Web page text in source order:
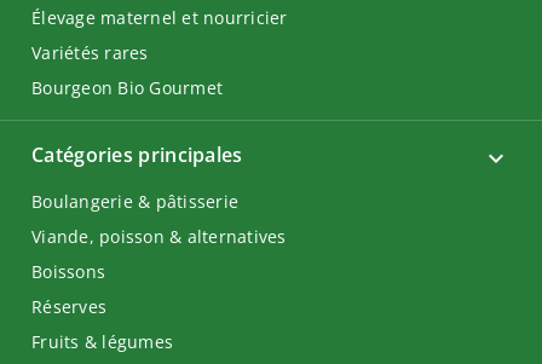
Catégories principales
Boulangerie & pâtisserie
Viande, poisson & alternatives
Boissons
Réserves
Fruits & légumes
Élevage maternel et nourricier
Variétés rares
Bourgeon Bio Gourmet